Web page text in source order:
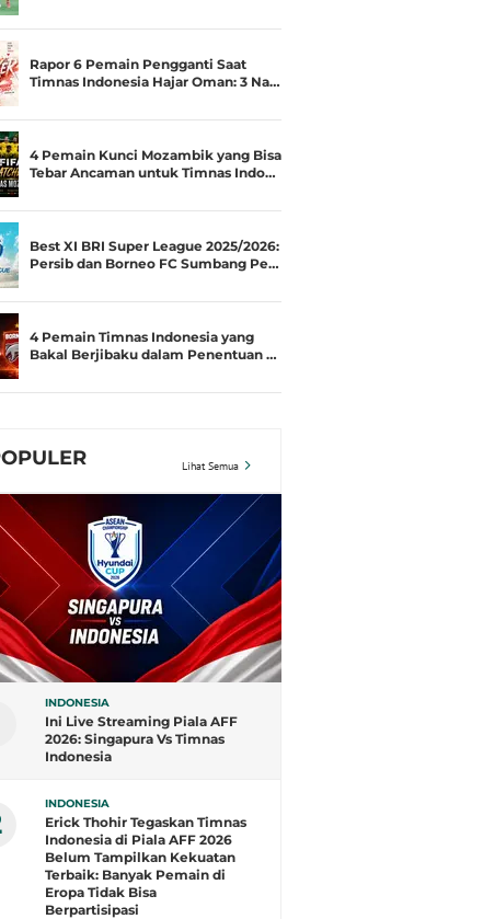
Rapor 6 Pemain Pengganti Saat
Timnas Indonesia Hajar Oman: 3 Na…
4 Pemain Kunci Mozambik yang Bisa
Tebar Ancaman untuk Timnas Indo…
Best XI BRI Super League 2025/2026:
Persib dan Borneo FC Sumbang Pe…
4 Pemain Timnas Indonesia yang
Bakal Berjibaku dalam Penentuan …
Lihat Semua
INDONESIA
Ini Live Streaming Piala AFF
2026: Singapura Vs Timnas
Indonesia
INDONESIA
Erick Thohir Tegaskan Timnas
Indonesia di Piala AFF 2026
Belum Tampilkan Kekuatan
Terbaik: Banyak Pemain di
Eropa Tidak Bisa
Berpartisipasi